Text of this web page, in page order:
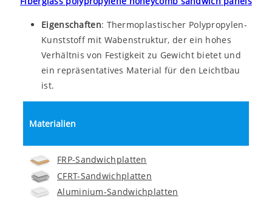
Eigenschaften: Thermoplastischer Polypropylen-
Kunststoff mit Wabenstruktur, der ein hohes
Verhältnis von Festigkeit zu Gewicht bietet und
ein repräsentatives Material für den Leichtbau
ist.
Materialien
FRP-Sandwichplatten
CFRT-Sandwichplatten
Aluminium-Sandwichplatten